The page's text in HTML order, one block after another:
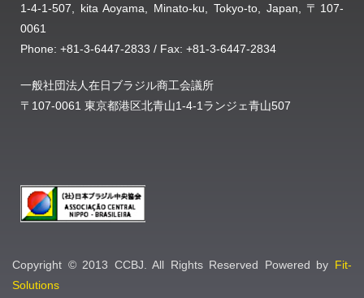
1-4-1-507, kita Aoyama, Minato-ku, Tokyo-to, Japan, 〒107-
0061
Phone: +81-3-6447-2833 / Fax: +81-3-6447-2834
一般社団法人在日ブラジル商工会議所
〒107-0061 東京都港区北青山1-4-1ランジェ青山507
Copyright © 2013 CCBJ. All Rights Reserved Powered by Fit-
Solutions